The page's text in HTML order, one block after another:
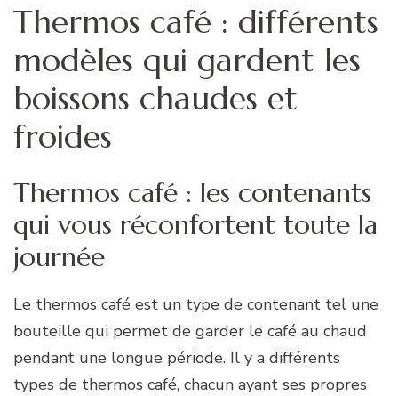
Thermos café : différents
modèles qui gardent les
boissons chaudes et
froides
Thermos café : les contenants
qui vous réconfortent toute la
journée
Le thermos café est un type de contenant tel une
bouteille qui permet de garder le café au chaud
pendant une longue période. Il y a différents
types de thermos café, chacun ayant ses propres